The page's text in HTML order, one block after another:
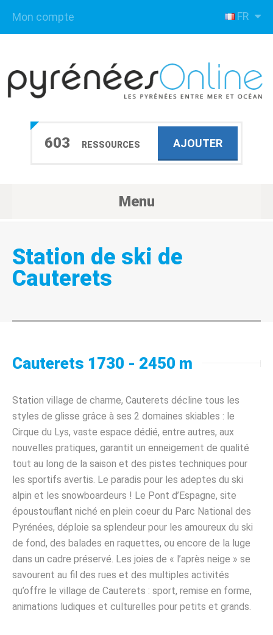
FR
Mon compte
603 RESSOURCES AJOUTER
Menu
Station de ski de
Cauterets
Cauterets 1730 - 2450 m
Station village de charme, Cauterets décline tous les
styles de glisse grâce à ses 2 domaines skiables : le
Cirque du Lys, vaste espace dédié, entre autres, aux
nouvelles pratiques, garantit un enneigement de qualité
tout au long de la saison et des pistes techniques pour
les sportifs avertis. Le paradis pour les adeptes du ski
alpin et les snowboardeurs ! Le Pont d’Espagne, site
époustouflant niché en plein coeur du Parc National des
Pyrénées, déploie sa splendeur pour les amoureux du ski
de fond, des balades en raquettes, ou encore de la luge
dans un cadre préservé. Les joies de « l’après neige » se
savourent au fil des rues et des multiples activités
qu’offre le village de Cauterets : sport, remise en forme,
animations ludiques et culturelles pour petits et grands.